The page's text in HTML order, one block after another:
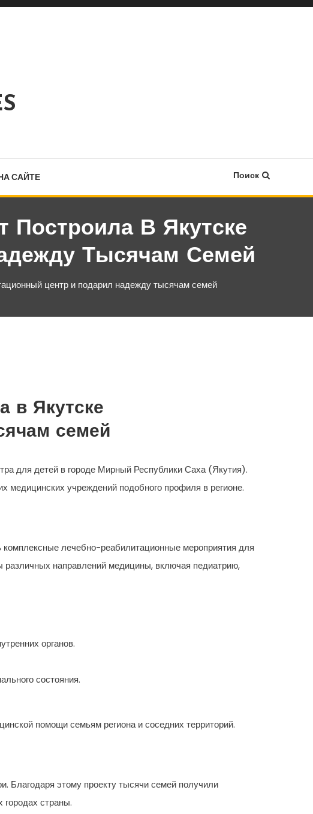
САЙТЕ Поиск
В Якутске
Тысячам Семей
центр и подарил надежду тысячам семей
в Якутске
семей
для детей в городе Мирный Республики Саха (Якутия).
медицинских учреждений подобного профиля в регионе.
лечебно-реабилитационные мероприятия для
направлений медицины, включая педиатрию,
органов.
состояния.
помощи семьям региона и соседних территорий.
Благодаря этому проекту тысячи семей получили
страны.